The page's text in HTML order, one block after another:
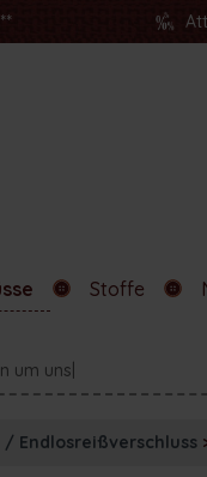
Stoffe
Endlosreißverschluss